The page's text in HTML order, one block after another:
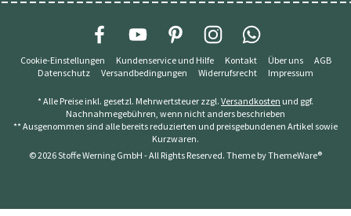
Cookie-Einstellungen Kundenservice und Hilfe Kontakt Über uns
AGB
Datenschutz
Versandbedingungen Widerrufsrecht Impressum
* Alle Preise inkl. gesetzl. Mehrwertsteuer zzgl. Versandkosten und ggf.
Nachnahmegebühren, wenn nicht anders beschrieben
** Ausgenommen sind alle bereits reduzierten und preisgebundenen Artikel sowie
Kurzwaren.
© 2026 Stoffe Werning GmbH - All Rights Reserved. Theme byThemeWare®